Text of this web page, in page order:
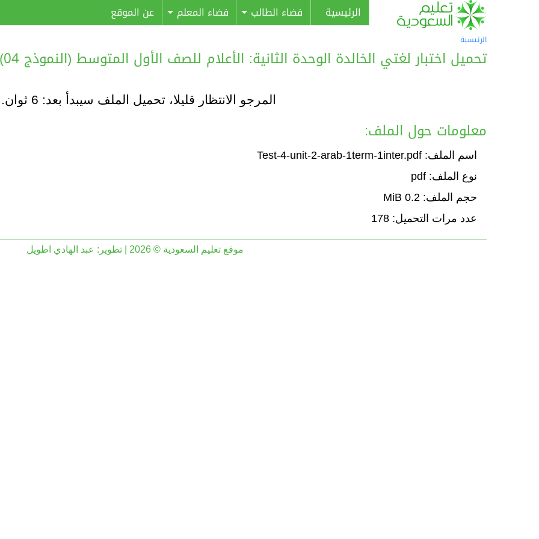
الرئيسية فضاء الطالب فضاء المعلم عن الموقع
الرئيسية
تحميل اختبار لغتي الخالدة الوحدة الثانية: الأعلام للصف الأول المتوسط (النموذج 04) – (غ. م)
المرجو الانتظار قليلا، تحميل الملف سيبدأ بعد: 6
معلومات حول الملف:
اسم الملف: Test-4-unit-2-arab-1term-1inter.pdf
نوع الملف: pdf
حجم الملف: 0.2 MiB
عدد مرات التحميل: 178
موقع تعليم السعودية © 2026 | تطوير: عبد الهادي اطويل